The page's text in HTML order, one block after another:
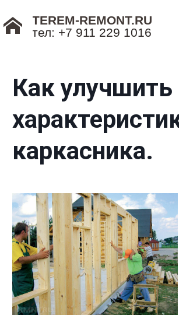
TEREM-REMONT.RU
тел: +7 911 229 1016
Назад к списку
Как улучшить
каркасника.